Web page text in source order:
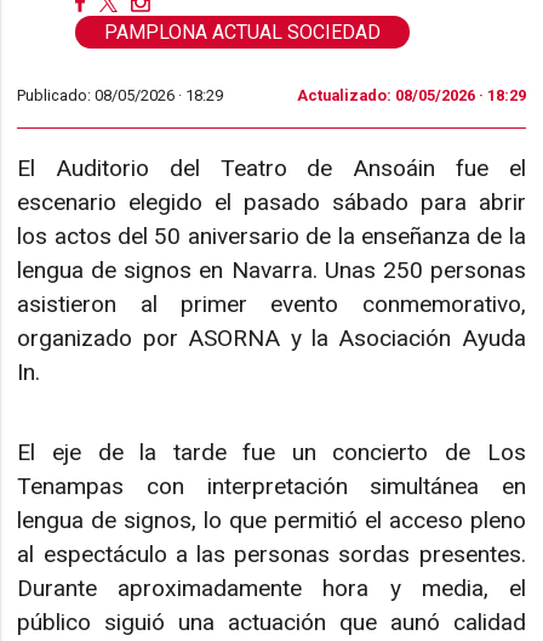
PAMPLONA ACTUAL SOCIEDAD
Publicado: 08/05/2026 · 18:29 Actualizado: 08/05/2026 · 18:29
El Auditorio del Teatro de Ansoáin fue el
escenario elegido el pasado sábado para abrir
los actos del 50 aniversario de la enseñanza de la
lengua de signos en Navarra. Unas 250 personas
asistieron al primer evento conmemorativo,
organizado por ASORNA y la Asociación Ayuda
In.
El eje de la tarde fue un concierto de Los
Tenampas con interpretación simultánea en
lengua de signos, lo que permitió el acceso pleno
al espectáculo a las personas sordas presentes.
Durante aproximadamente hora y media, el
público siguió una actuación que aunó calidad